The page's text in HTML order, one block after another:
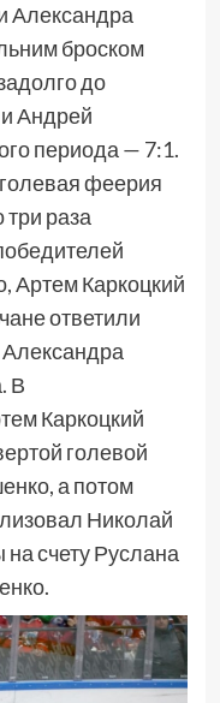
Александра
броском
до
Андрей
периода — 7:1.
феерия
раза
Артем Каркоцкий
ответили
В
Каркоцкий
голевой
а потом
Николай
счету Руслана